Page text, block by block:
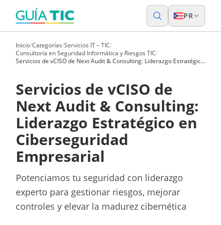
PR
Inicio/Categorías/Servicios IT – TIC/
Consultoría en Seguridad Informática y Riesgos TIC/
Servicios de vCISO de Next Audit & Consulting: Liderazgo Estratégico
Servicios de vCISO de
Next Audit & Consulting:
Liderazgo Estratégico en
Ciberseguridad
Empresarial
Potenciamos tu seguridad con liderazgo
experto para gestionar riesgos, mejorar
controles y elevar la madurez cibernética